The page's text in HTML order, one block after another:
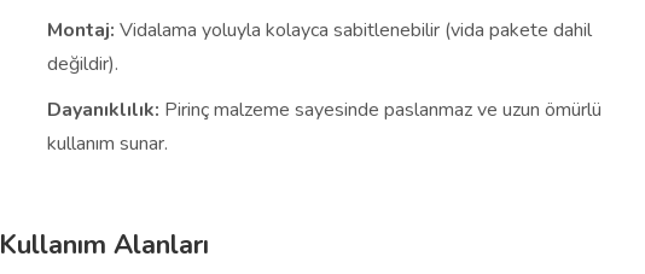
Montaj: Vidalama yoluyla kolayca sabitlenebilir (vida pakete dahil
değildir).
Dayanıklılık: Pirinç malzeme sayesinde paslanmaz ve uzun ömürlü
kullanım sunar.
Kullanım Alanları